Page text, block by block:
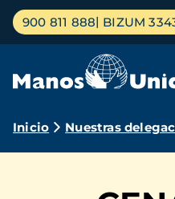
Pasar
contenido
Menú
principal
900 811 888 BIZUM
Ruta
Inicio Nuestras